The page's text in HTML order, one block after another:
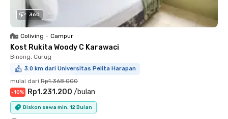
360
Coliving • Campur
Kost Rukita Woody C Karawaci
Binong, Curug
3.0 km dari Universitas Pelita Harapan
mulai dari Rp1.368.000
-10% Rp1.231.200 /bulan
Diskon sewa min. 12 Bulan